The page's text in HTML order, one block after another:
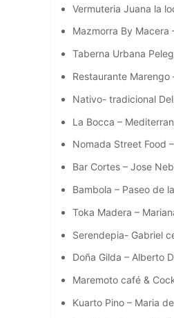
Vermuteria Juana la
Mazmorra By Macera
Taberna Urbana
Restaurante Marengo
Nativo- tradicional
La Bocca –
Nomada Street Food
Bar Cortes – Jose
Bambola – Paseo de
Toka Madera –
Serendepia- Gabriel
Doña Gilda – Alberto
Maremoto café &
Kuarto Pino – Maria